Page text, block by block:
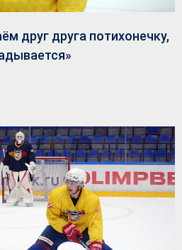
друг друга потихонечку,